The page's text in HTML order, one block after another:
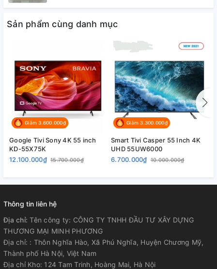
Sản phẩm cùng danh mục
Giảm 3.600.000₫
Google Tivi Sony 4K 55 inch
KD-55X75K
12.100.000₫ 15.700.000₫
Giảm 3.300.000₫
Smart Tivi Casper 55 Inch 4K
UHD 55UW6000
6.700.000₫ 10.000.000₫
Thông tin liên hệ
Địa chỉ:Tên công ty: CÔNG TY TNHH ĐẦU TƯ XÂY DỰNG
THƯƠNG MẠI MINH PHƯƠNG
Địa chỉ: : Thôn Nghĩa Hào, Xã Phú Nghĩa, Huyện Chương Mỹ,
Thành phố Hà Nội, Việt Nam
Địa chỉ Kho: 124 Tam Trinh, Hoàng Mai, Hà Nội